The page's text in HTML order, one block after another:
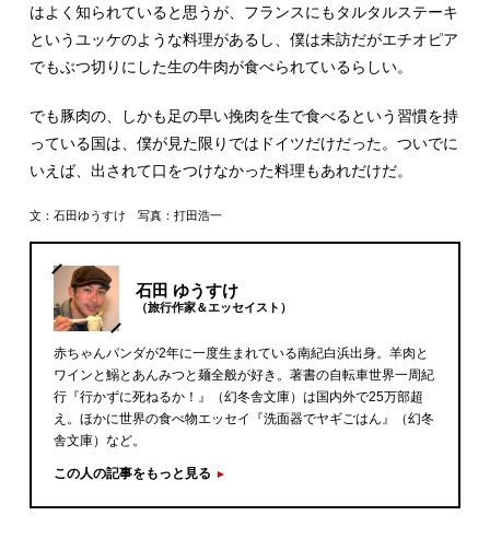
はよく知られていると思うが、フランスにもタルタルステーキ
というユッケのような料理があるし、僕は未訪だがエチオピア
でもぶつ切りにした生の牛肉が食べられているらしい。
でも豚肉の、しかも足の早い挽肉を生で食べるという習慣を持
っている国は、僕が見た限りではドイツだけだった。ついでに
いえば、出されて口をつけなかった料理もあれだけだ。
文：石田ゆうすけ 写真：打田浩一
石田 ゆうすけ
（旅行作家＆エッセイスト）
赤ちゃんパンダが2年に一度生まれている南紀白浜出身。羊肉と
ワインと鰯とあんみつと麺全般が好き。著書の自転車世界一周紀
行『行かずに死ねるか！』（幻冬舎文庫）は国内外で25万部超
え。ほかに世界の食べ物エッセイ『洗面器でヤギごはん』（幻冬
舎文庫）など。
この人の記事をもっと見る